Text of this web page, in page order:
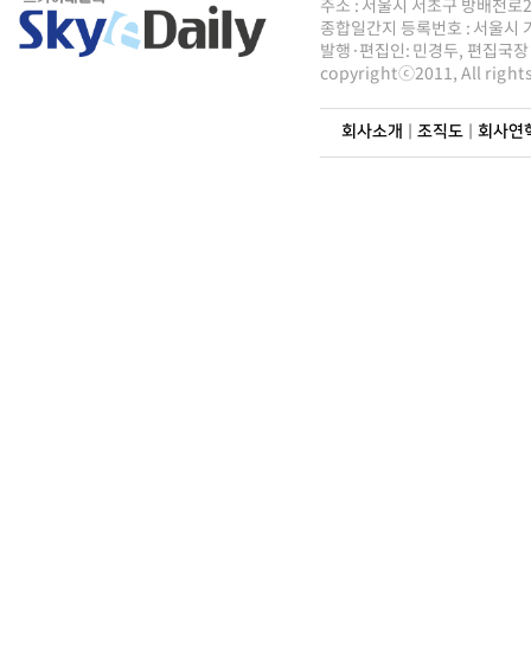
주소 : 서울시 서초구 방배천
종합일간지 등록번호 : 서울
발행·편집인: 민경두, 편집국
copyrightⓒ2011, All rights
회사소개 조직도| 회사연